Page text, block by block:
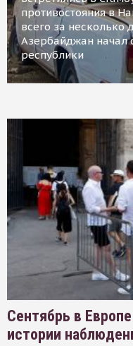
противостояния в
всего за несколько
Азербайджан начал
республики
Сентябрь в
истории